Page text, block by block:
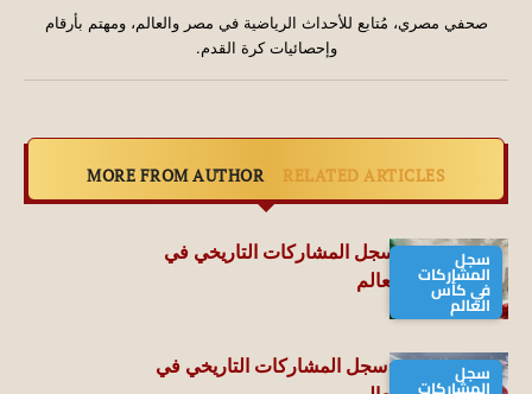
صحفي مصري، مُتابع للأحداث الرياضية في مصر والعالم، ومهتم بأرقام
وإحصائيات كرة القدم.
RELATED ARTICLES
MORE FROM AUTHOR
سجل
المشاركات
في كأس
العالم
منتخب إيران | سجل المشاركات التاريخي في
بطولات كأس العالم
سجل
منتخب اليابان | سجل المشاركات التاريخي في